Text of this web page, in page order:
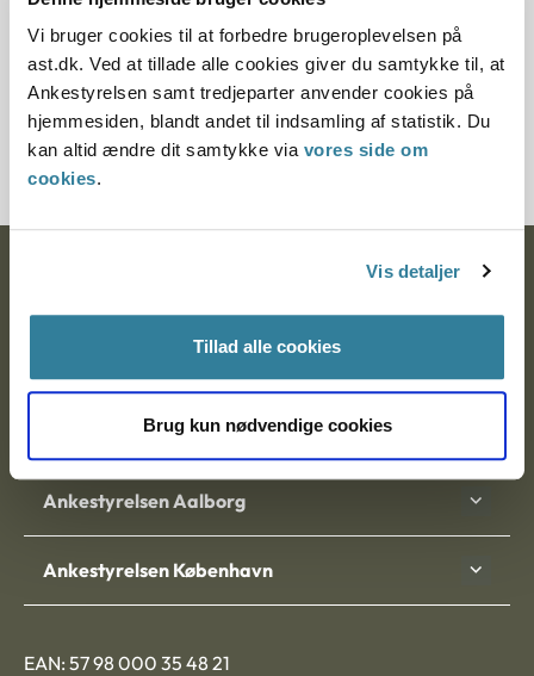
Vi bruger cookies til at forbedre brugeroplevelsen på
ast.dk. Ved at tillade alle cookies giver du samtykke til, at
Ankestyrelsen samt tredjeparter anvender cookies på
hjemmesiden, blandt andet til indsamling af statistik. Du
kan altid ændre dit samtykke via vores side om
cookies.
Vis detaljer
Tillad alle cookies
Brug kun nødvendige cookies
Nyhedsbrev fra Arbejdsmiljøklagenævnet
Nyhedsbrev fra Ligebehandlingsnævnet
Nytorv 7, 2. sal
Ankestyrelsen Aalborg
Ankestyrelsen København
EAN: 57 98 000 35 48 21